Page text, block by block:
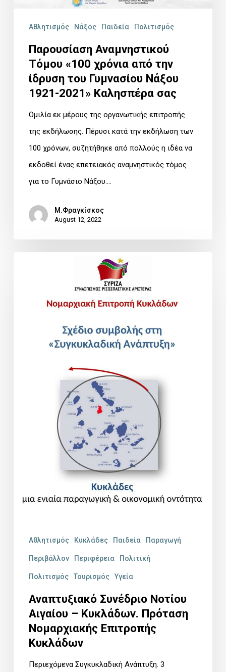
ίδρυση
Γυμνασίου
Νάξου
1921-
2021»
Καλησπέρα
Αθλητισμός Νάξος Παιδεία Πολιτισμός
Παρουσίαση Αναμνηστικού
Τόμου «100 χρόνια από την
ίδρυση του Γυμνασίου Νάξου
1921-2021» Καλησπέρα σας
Ομιλία εκ μέρους της οργανωτικής επιτροπής
της εκδήλωσης. Πέρυσι κατά την εκδήλωση των
100 χρόνων, συζητήθηκε από πολλούς η ιδέα να
εκδοθεί ένας επετειακός αναμνηστικός τόμος
για το Γυμνάσιο Νάξου.…
Μ.Φραγκίσκος
August 12, 2022
Κυκλάδων.
Αθλητισμός Κυκλάδες Παιδεία Παραγωγή
Περιβάλλον Περιφέρεια Πολιτική
Πολιτισμός Τουρισμός Υγεία
Αναπτυξιακό Συνέδριο Νοτίου
Αιγαίου – Κυκλάδων. Πρόταση
Νομαρχιακής Επιτροπής
Κυκλάδων
Περιεχόμενα Συγκυκλαδική Ανάπτυξη. 3